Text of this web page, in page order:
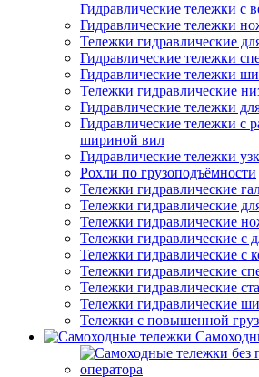
Гидравлические тележки с
Гидравлические тележки
Тележки гидравлические
Гидравлические тележки
Гидравлические тележки
Тележки гидравлические
Гидравлические тележки
Гидравлические тележки с
шириной вил
Гидравлические тележки
Рохли по грузоподъёмности
Тележки гидравлические
Тележки гидравлические
Тележки гидравлические
Тележки гидравлические с
Тележки гидравлические с
Тележки гидравлические
Тележки гидравлические
Тележки гидравлические
Тележки с повышенной